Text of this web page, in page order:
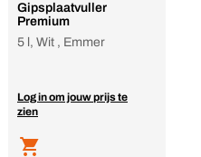
Gipsplaatvuller
Premium
5 l, Wit , Emmer
Log in om jouw prijs te
zien